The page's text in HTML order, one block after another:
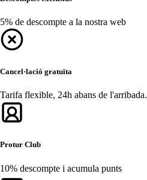
5% de descompte a la nostra web
Cancel·lació gratuïta
Tarifa flexible, 24h abans de l'arribada.
Protur Club
10% descompte i acumula punts